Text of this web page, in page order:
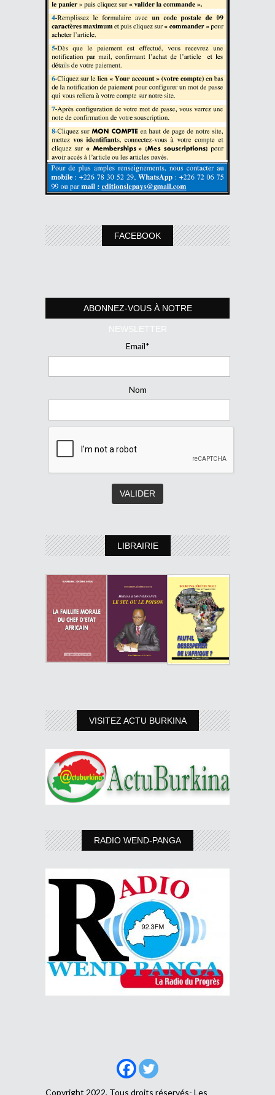
FACEBOOK
ABONNEZ-VOUS À NOTRE
NEWSLETTER
Email*
Nom
LIBRAIRIE
VISITEZ ACTU BURKINA
RADIO WEND-PANGA
Copyright 2022, Tous droits réservés- Les